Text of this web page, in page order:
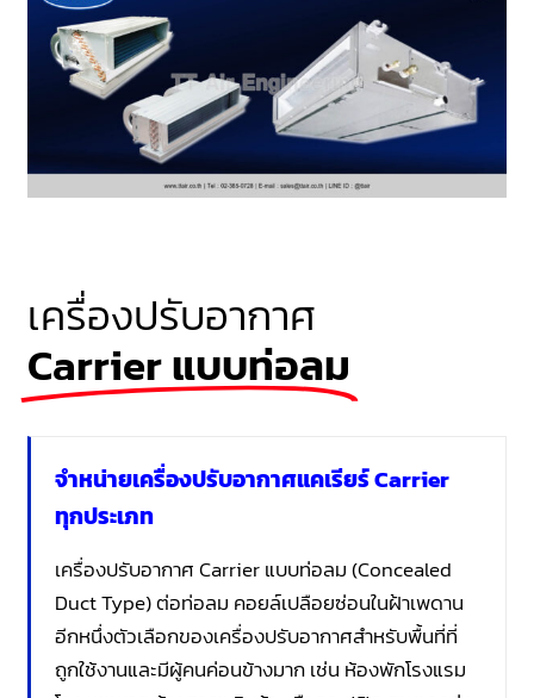
เครื่องปรับอากาศ
Carrier แบบท่อลม
จำหน่ายเครื่องปรับอากาศแคเรียร์ Carrier
ทุกประเภท
เครื่องปรับอากาศ Carrier แบบท่อลม (Concealed
Duct Type) ต่อท่อลม คอยล์เปลือยซ่อนในฝ้าเพดาน
อีกหนึ่งตัวเลือกของเครื่องปรับอากาศสำหรับพื้นที่ที่
ถูกใช้งานและมีผู้คนค่อนข้างมาก เช่น ห้องพักโรงแรม